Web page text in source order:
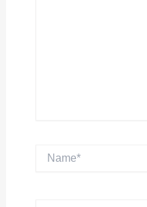
Name*